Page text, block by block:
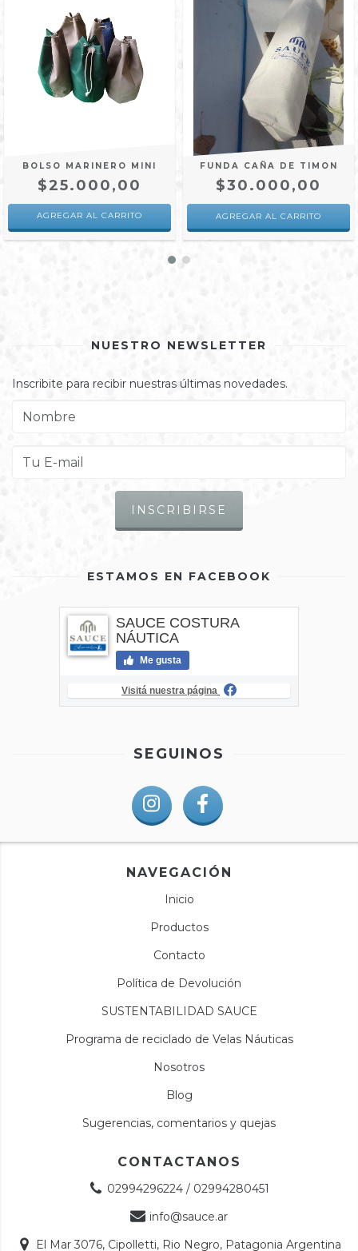
BOLSO MARINERO MINI
$25.000,00
AGREGAR AL CARRITO
FUNDA CAÑA DE TIMON
$30.000,00
NUESTRO NEWSLETTER
Inscribite para recibir nuestras últimas novedades.
ESTAMOS EN FACEBOOK
SAUCE COSTURA
NÁUTICA
Me gusta
Visitá nuestra página
SEGUINOS
NAVEGACIÓN
Inicio
Productos
Contacto
Política de Devolución
SUSTENTABILIDAD SAUCE
Programa de reciclado de Velas Náuticas
Nosotros
Blog
Sugerencias, comentarios y quejas
CONTACTANOS
02994296224 / 02994280451
info@sauce.ar
El Mar 3076, Cipolletti, Rio Negro, Patagonia Argentina